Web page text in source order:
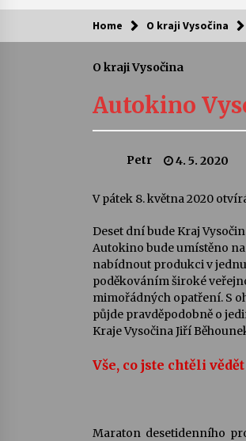
Kam za
Camerata a
4. 8. 2026
Pozvánka
Quijotova
28. 7.
Letní
Miller
22. 7. 2026
Za kulturou
Želivě ožije
13. 7.
Home O kraji Vysočina
O kraji Vysočina
Autokino
Petr 4. 5. 2020
V pátek 8. května 2020
Deset dní bude Kraj
Autokino bude umístěno
nabídnout produkci v
poděkováním široké
mimořádných opatření. S
půjde pravděpodobně o
Kraje Vysočina Jiří
Vše, co jste chtěli
Maraton desetidenního